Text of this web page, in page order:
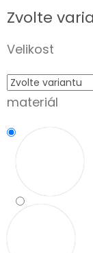
cena:
Zvolte
Velikost
materiál